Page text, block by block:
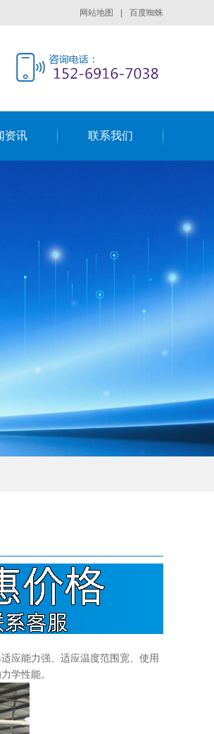
网站地图 百度蜘蛛
资讯 联系我们
应能力强、适应温度范围宽、使用
学性能。